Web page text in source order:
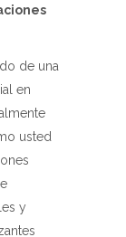
de una
en
usted
y